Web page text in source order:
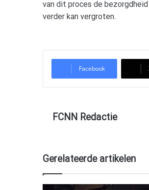
van dit proces de
verder kan vergroten.
Facebook
FCNN Redactie
Gerelateerde artikelen